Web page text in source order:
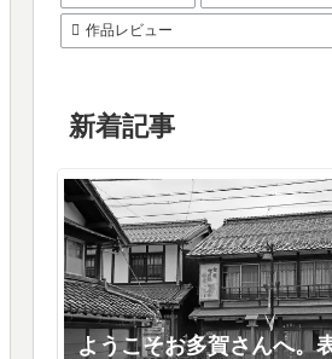
作品レビュー
新着記事
ようこそお多賀さんへ。